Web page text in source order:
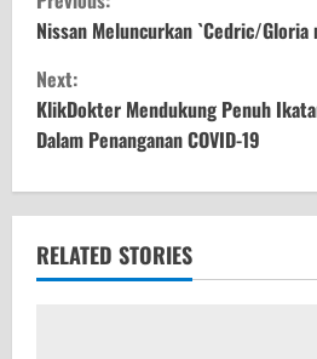
o
n
t
i
n
u
Nissan Meluncurkan `Cedric/Gloria
Next:
KlikDokter Mendukung Penuh
Dalam Penanganan COVID-19
RELATED STORIES